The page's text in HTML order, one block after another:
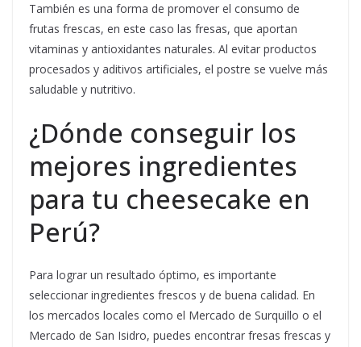
También es una forma de promover el consumo de
frutas frescas, en este caso las fresas, que aportan
vitaminas y antioxidantes naturales. Al evitar productos
procesados y aditivos artificiales, el postre se vuelve más
saludable y nutritivo.
¿Dónde conseguir los
mejores ingredientes
para tu cheesecake en
Perú?
Para lograr un resultado óptimo, es importante
seleccionar ingredientes frescos y de buena calidad. En
los mercados locales como el Mercado de Surquillo o el
Mercado de San Isidro, puedes encontrar fresas frescas y